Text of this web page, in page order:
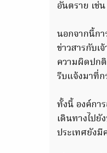
อันตราย เช่
นอกจากนี้กา
ข่าวสารกับ
ความผิดปกติ
รีบแจ้งมาที่
ทั้งนี้ องค์กา
เดินทางไปยั
ประเทศยังมี